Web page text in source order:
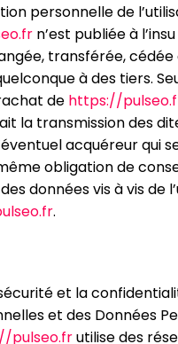
personnelle de
n’est publiée à
transférée, cédée
à des tiers.
de https://
la transmission des
acquéreur qui
obligation de
données vis à vis de
.
et la
et des Données
pulseo.frutilise des